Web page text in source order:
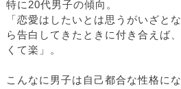
特に20代男子の傾向。
「恋愛はしたいとは思うがいざと
ら告白してきたときに付き合えば
くて楽」。
こんなに男子は自己都合な性格に